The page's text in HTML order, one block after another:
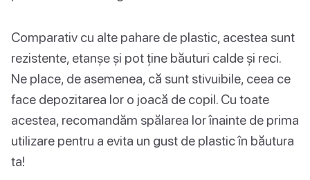
Comparativ cu alte pahare de plastic, acestea sunt
rezistente, etanșe și pot ține băuturi calde și reci.
Ne place, de asemenea, că sunt stivuibile, ceea ce
face depozitarea lor o joacă de copil. Cu toate
acestea, recomandăm spălarea lor înainte de prima
utilizare pentru a evita un gust de plastic în băutura
ta!